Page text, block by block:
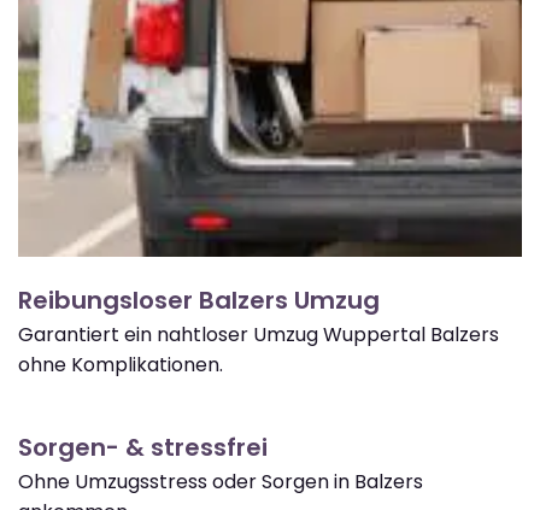
Reibungsloser Balzers Umzug
Garantiert ein nahtloser Umzug Wuppertal Balzers
ohne Komplikationen.
Sorgen- & stressfrei
Ohne Umzugsstress oder Sorgen in Balzers